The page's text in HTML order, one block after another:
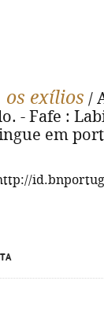
os exílios /
- Fafe :
em